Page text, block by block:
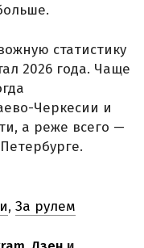
статистику
2026 года. Чаще
Черкесии и
а реже всего —
, За рулем